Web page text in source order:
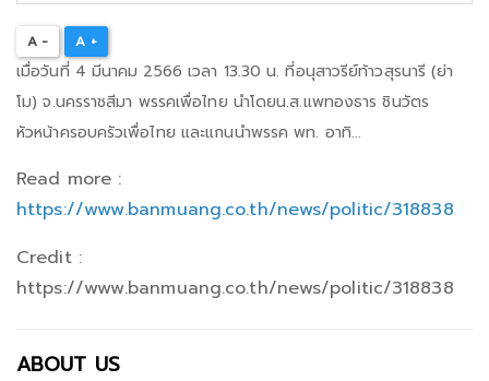
A - A +
เมื่อวันที่ 4 มีนาคม 2566 เวลา 13.30 น. ที่อนุสาวรีย์ท้าวสุรนารี (ย่า
โม) จ.นครราชสีมา พรรคเพื่อไทย นำโดยน.ส.แพทองธาร ชินวัตร
หัวหน้าครอบครัวเพื่อไทย และแกนนำพรรค พท. อาทิ...
Read more :
https://www.banmuang.co.th/news/politic/318838
Credit :
https://www.banmuang.co.th/news/politic/318838
ABOUT US